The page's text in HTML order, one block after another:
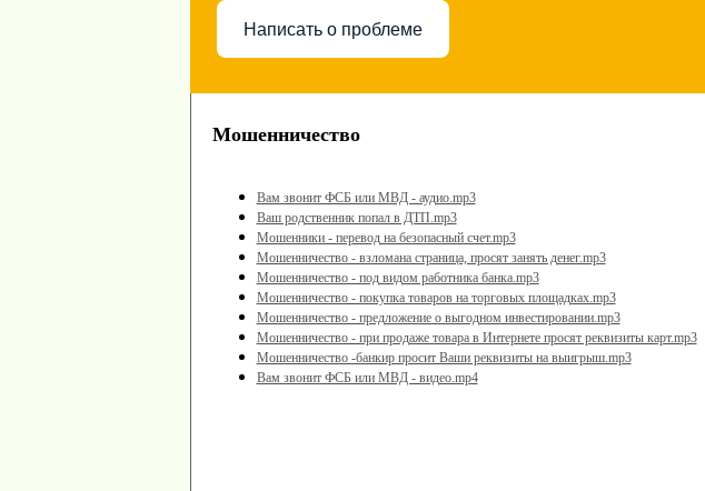
Написать о проблеме
Мошенничество
Вам звонит ФСБ или МВД - аудио.mp3
Ваш родственник попал в ДТП.mp3
Мошенники - перевод на безопасный счет.mp3
Мошенничество - взломана страница, просят занять денег.mp3
Мошенничество - под видом работника банка.mp3
Мошенничество - покупка товаров на торговых площадках.mp3
Мошенничество - предложение о выгодном инвестировании.mp3
Мошенничество - при продаже товара в Интернете просят реквизиты карт.mp3
Мошенничество -банкир просит Ваши реквизиты на выигрыш.mp3
Вам звонит ФСБ или МВД - видео.mp4